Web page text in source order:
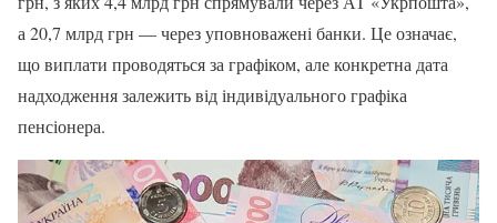
а 20,7 млрд грн — через уповноважені банки. Це означає,
що виплати проводяться за графіком, але конкретна дата
надходження залежить від індивідуального графіка
пенсіонера.